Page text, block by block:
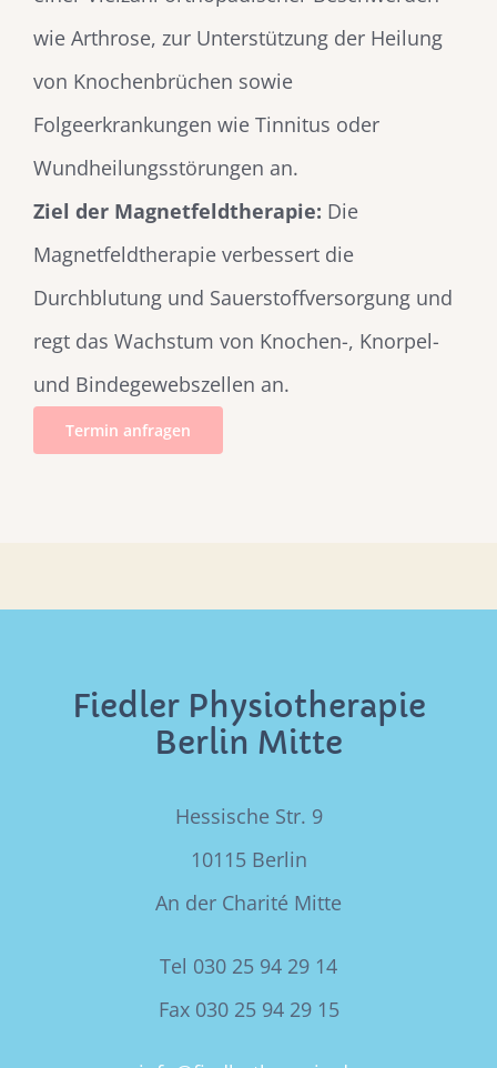
wie Arthrose, zur Unterstützung der Heilung
von Knochenbrüchen sowie
Folgeerkrankungen wie Tinnitus oder
Wundheilungsstörungen an.
Ziel der Magnetfeldtherapie: Die
Magnetfeldtherapie verbessert die
Durchblutung und Sauerstoffversorgung und
regt das Wachstum von Knochen-, Knorpel-
und Bindegewebszellen an.
Termin anfragen
Fiedler Physiotherapie
Berlin Mitte
Hessische Str. 9
10115 Berlin
An der Charité Mitte
Tel 030 25 94 29 14
Fax 030 25 94 29 15